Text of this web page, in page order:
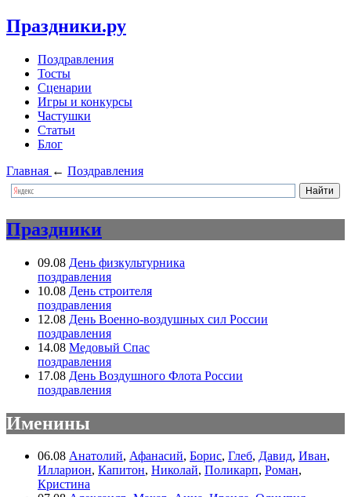
Праздники.ру
Поздравления
Тосты
Сценарии
Игры и конкурсы
Частушки
Статьи
Блог
Главная ← Поздравления
Праздники
09.08 День физкультурника
поздравления
10.08 День строителя
поздравления
12.08 День Военно-воздушных сил России
поздравления
14.08 Медовый Спас
поздравления
17.08 День Воздушного Флота России
поздравления
Именины
06.08 Анатолий, Афанасий, Борис, Глеб, Давид, Иван,
Илларион, Капитон, Николай, Поликарп, Роман,
Кристина